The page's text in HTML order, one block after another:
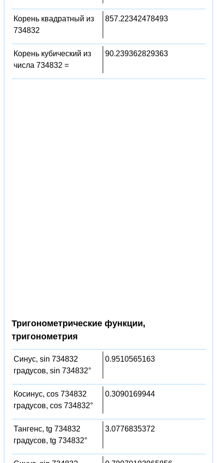
Корень квадратный из
734832
857.22342478493
Корень кубический из
числа 734832 =
90.239362829363
Тригонометрические функции,
тригонометрия
Синус, sin 734832
градусов, sin 734832°
0.9510565163
Косинус, cos 734832
градусов, cos 734832°
0.3090169944
Тангенс, tg 734832
градусов, tg 734832°
3.0776835372